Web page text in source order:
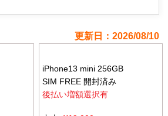
更新日：2026/08/10
iPhone13 mini 256GB
SIM FREE 開封済み
後払い増額選択有